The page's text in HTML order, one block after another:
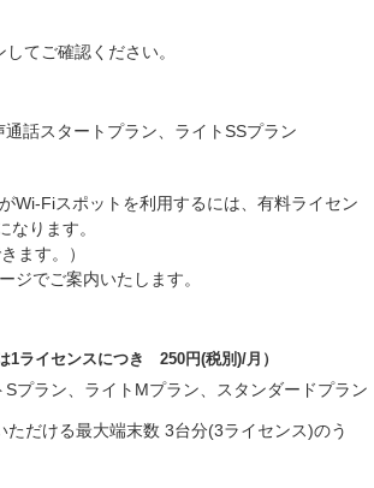
してご確認ください。
話スタートプラン、ライトSSプラン
Wi-Fiスポットを利用するには、有料ライセン
ります。
ます。）
ジでご案内いたします。
ライセンスにつき 250円(税別)/月）
プラン、ライトMプラン、スタンダードプラン
だける最大端末数 3台分(3ライセンス)のう